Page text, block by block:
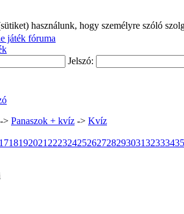
használunk, hogy személyre szóló
Jelszó:
Panaszok + kvíz -> Kvíz
1718192021 2223242526272829303132333435